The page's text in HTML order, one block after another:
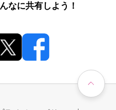
なに共有しよう！